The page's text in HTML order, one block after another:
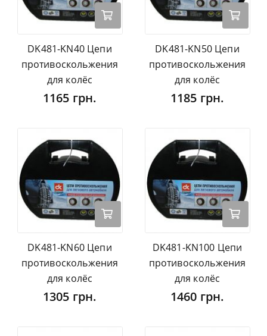
DK481-KN40 Цепи
противоскольжения
для колёс
1165 грн.
DK481-KN50 Цепи
противоскольжения
для колёс
1185 грн.
DK481-KN60 Цепи
противоскольжения
для колёс
1305 грн.
DK481-KN100 Цепи
противоскольжения
для колёс
1460 грн.